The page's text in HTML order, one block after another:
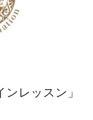
ンレッスン」